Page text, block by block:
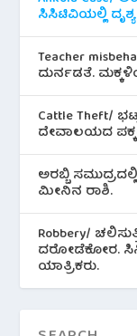
ಸಿಸಿಟಿವಿಯಲ್ಲಿ
Teacher
ದುರ್ನಡತೆ.
Cattle Theft/
ದೇವಾಲಯದ
ಅರಬ್ಬಿ
ಮೀನಿನ‌ ರಾಶಿ.
Robbery/
ದರೋಡೆಕೋರ.
ಯಾತ್ರಿಕರು.